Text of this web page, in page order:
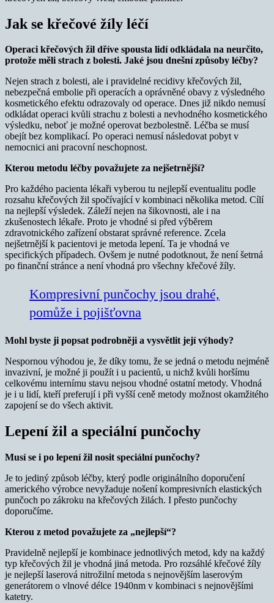
Jak se křečové žíly léčí
Operaci křečových žil dříve spousta lidí odkládala na neurčito,
protože měli strach z bolesti. Jaké jsou dnešní způsoby léčby?
Nejen strach z bolesti, ale i pravidelné recidivy křečových žil,
nebezpečná embolie při operacích a oprávněné obavy z výsledného
kosmetického efektu odrazovaly od operace. Dnes již nikdo nemusí
odkládat operaci kvůli strachu z bolesti a nevhodného kosmetického
výsledku, neboť je možné operovat bezbolestně. Léčba se musí
obejít bez komplikací. Po operaci nemusí následovat pobyt v
nemocnici ani pracovní neschopnost.
Kterou metodu léčby považujete za nejšetrnější?
Pro každého pacienta lékaři vyberou tu nejlepší eventualitu podle
rozsahu křečových žil spočívající v kombinaci několika metod. Cílí
na nejlepší výsledek. Záleží nejen na šikovnosti, ale i na
zkušenostech lékaře. Proto je vhodné si před výběrem
zdravotnického zařízení obstarat správné reference. Zcela
nejšetrnější k pacientovi je metoda lepení. Ta je vhodná ve
specifických případech. Ovšem je nutné podotknout, že není šetrná
po finanční stránce a není vhodná pro všechny křečové žíly.
Kompresivní punčochy jsou drahé,
pomůže i pojišťovna
Mohl byste ji popsat podrobněji a vysvětlit její výhody?
Nespornou výhodou je, že díky tomu, že se jedná o metodu nejméně
invazivní, je možné ji použít i u pacientů, u nichž kvůli horšímu
celkovému internímu stavu nejsou vhodné ostatní metody. Vhodná
je i u lidí, kteří preferují i při vyšší ceně metody možnost okamžitého
zapojení se do všech aktivit.
Lepení žil a speciální punčochy
Musí se i po lepení žil nosit speciální punčochy?
Je to jediný způsob léčby, který podle originálního doporučení
amerického výrobce nevyžaduje nošení kompresivních elastických
punčoch po zákroku na křečových žilách. I přesto punčochy
doporučíme.
Kterou z metod považujete za „nejlepší“?
Pravidelně nejlepší je kombinace jednotlivých metod, kdy na každý
typ křečových žil je vhodná jiná metoda. Pro rozsáhlé křečové žíly
je nejlepší laserová nitrožilní metoda s nejnovějším laserovým
generátorem o vlnové délce 1940nm v kombinaci s nejnovějšími
katetry.